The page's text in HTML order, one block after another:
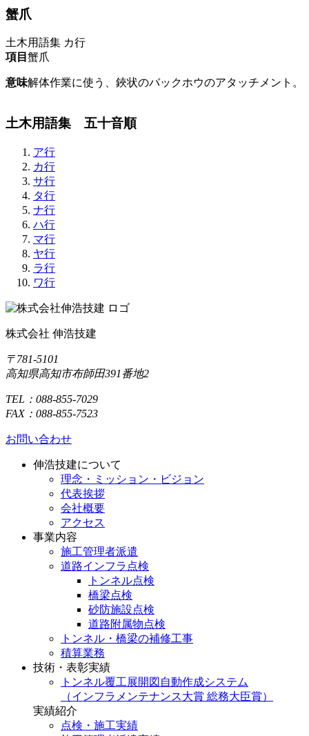
蟹爪
土木用語集 カ行
項目 蟹爪
意味解体作業に使う、鋏状のバックホウのアタッチメント。
土木用語集 五十音順
ア行
カ行
サ行
タ行
ナ行
ハ行
マ行
ヤ行
ラ行
ワ行
株式会社 伸浩技建
〒781-5101
高知県高知市布師田391番地2
TEL：088-855-7029
FAX：088-855-7523
お問い合わせ
伸浩技建について
理念・ミッション・ビジョン
代表挨拶
会社概要
アクセス
事業内容
施工管理者派遣
道路インフラ点検
トンネル点検
橋梁点検
砂防施設点検
道路附属物点検
トンネル・橋梁の補修工事
積算業務
技術・表彰実績
トンネル覆工展開図自動作成システム
（インフラメンテナンス大賞 総務大臣賞）
実績紹介
点検・施工実績